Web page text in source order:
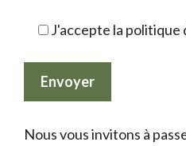
J'accepte la
Nous vous invitons à